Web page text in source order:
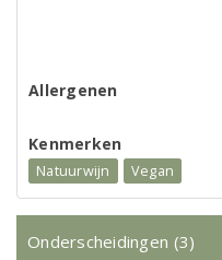
Allergenen
Kenmerken
Natuurwijn Vegan
Onderscheidingen (3)